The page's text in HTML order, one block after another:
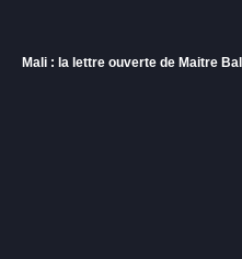
Mali : la lettre ouverte de Maitre